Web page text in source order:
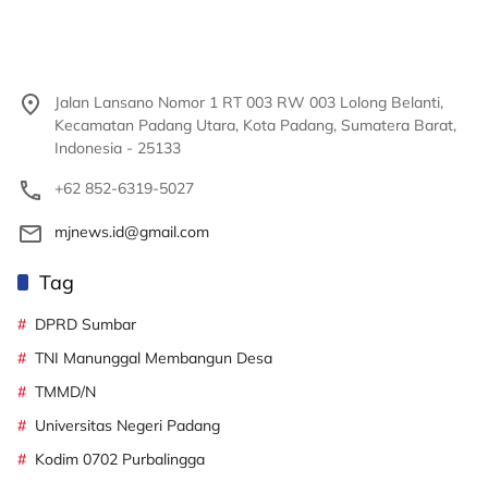
Jalan Lansano Nomor 1 RT 003 RW 003 Lolong Belanti,
Kecamatan Padang Utara, Kota Padang, Sumatera Barat,
Indonesia - 25133
+62 852-6319-5027
mjnews.id@gmail.com
Tag
DPRD Sumbar
TNI Manunggal Membangun Desa
TMMD/N
Universitas Negeri Padang
Kodim 0702 Purbalingga